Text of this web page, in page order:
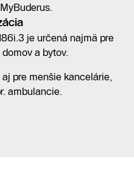
je určená najmä pre
a bytov.
pre menšie kancelárie,
ambulancie.